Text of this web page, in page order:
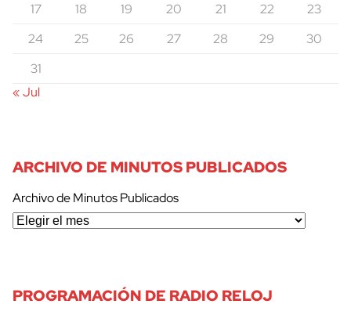
17
18 19 20 21 22
23
24
25 26 27 28 29
30
31
« Jul
ARCHIVO DE MINUTOS PUBLICADOS
Archivo de Minutos Publicados
PROGRAMACIÓN DE RADIO RELOJ